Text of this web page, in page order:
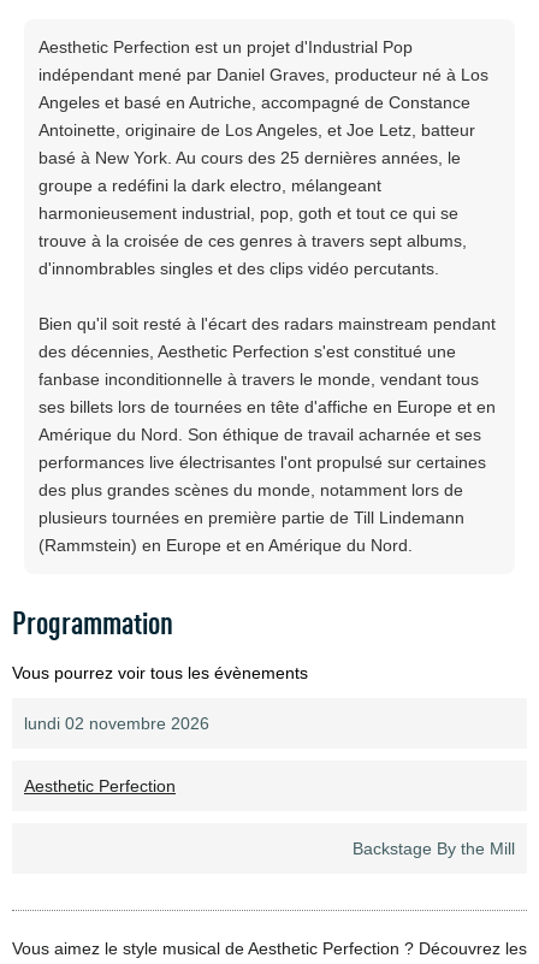
Aesthetic Perfection est un projet d'Industrial Pop
indépendant mené par Daniel Graves, producteur né à Los
Angeles et basé en Autriche, accompagné de Constance
Antoinette, originaire de Los Angeles, et Joe Letz, batteur
basé à New York. Au cours des 25 dernières années, le
groupe a redéfini la dark electro, mélangeant
harmonieusement industrial, pop, goth et tout ce qui se
trouve à la croisée de ces genres à travers sept albums,
d'innombrables singles et des clips vidéo percutants.
Bien qu'il soit resté à l'écart des radars mainstream pendant
des décennies, Aesthetic Perfection s'est constitué une
fanbase inconditionnelle à travers le monde, vendant tous
ses billets lors de tournées en tête d'affiche en Europe et en
Amérique du Nord. Son éthique de travail acharnée et ses
performances live électrisantes l'ont propulsé sur certaines
des plus grandes scènes du monde, notamment lors de
plusieurs tournées en première partie de Till Lindemann
(Rammstein) en Europe et en Amérique du Nord.
Programmation
Vous pourrez voir tous les évènements
lundi 02 novembre 2026
Aesthetic Perfection
Backstage By the Mill
Vous aimez le style musical de Aesthetic Perfection ? Découvrez les